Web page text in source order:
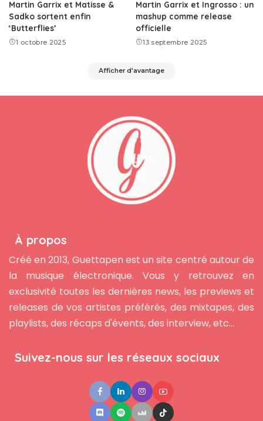
Martin Garrix et Matisse &
Sadko sortent enfin
‘Butterflies’
1 octobre 2025
Martin Garrix et Ingrosso : un
mashup comme release
officielle
13 septembre 2025
Afficher d'avantage
À propos
Créé en 2013, Guettapen est un site centré autour de
la musique électronique. Vous y retrouvez en
exclusivité toutes les dernières news, les previews et
releases de vos artistes préférés, des mixtapes, des
playlists, des récaps d'évents, des interview, etc...
Suivez-nous sur les réseaux sociaux